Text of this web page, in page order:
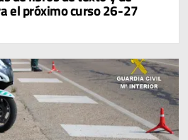
el próximo curso 26-27